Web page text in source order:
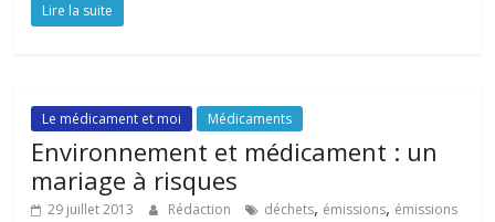
Lire la suite
Le médicament et moi Médicaments
Environnement et médicament : un
mariage à risques
29 juillet 2013 Rédaction déchets, émissions, émissions